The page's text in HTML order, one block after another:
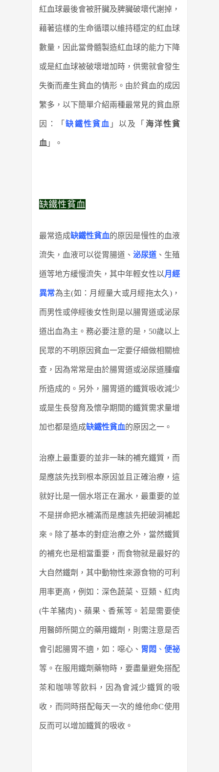
紅血球最後會被肝臟及脾臟破壞代謝掉，
藉著這樣的生命循環以維持穩定的紅血球
數量，因此當骨髓製造紅血球的能力下降
或是紅血球被破壞增加時，供需就會發生
失衡而產生貧血的情形。由於貧血的成因
繁多，以下簡單介紹兩種最常見的貧血原
因：「缺鐵性貧血 」以及「 海洋性貧
血 」。
缺鐵性貧血
最常造成缺鐵性貧血的原因是慢性的血液
流失，血液可以從胃腸道、 泌尿道 、生殖
道等地方緩慢流失，其中年輕女性以月經
異常為主(如：月經量大或月經拖太久)，
而男性或停經後女性則是以腸胃道或泌尿
道出血為主。務必要注意的是，50歲以上
民眾的不明原因貧血一定要仔細做相關檢
查，因為常常是由於腸胃道或泌尿道腫瘤
所造成的。另外，腸胃道的鐵質吸收減少
或是生長發育及懷孕期間的鐵質需求量增
加也都是造成缺鐵性貧血的原因之一。
治療上最重要的並非一昧的補充鐵質，而
是應該先找到根本原因並且正確治療，這
就好比是一個水塔正在漏水，最重要的並
不是拼命把水補滿而是應該先把破洞補起
來。除了基本的對症治療之外，當然鐵質
的補充也是相當重要，而食物就是最好的
大自然鐵劑，其中動物性來源食物的可利
用率更高，例如：深色蔬菜、豆類、紅肉
(牛羊豬肉)、蘋果、香蕉等。若是需要使
用醫師所開立的藥用鐵劑，則需注意是否
會引起腸胃不適，如：噁心、 胃悶 、 便祕
等。在服用鐵劑藥物時，要盡量避免搭配
茶和咖啡等飲料，因為會減少鐵質的吸
收，而同時搭配每天一次的維他命C使用
反而可以增加鐵質的吸收。